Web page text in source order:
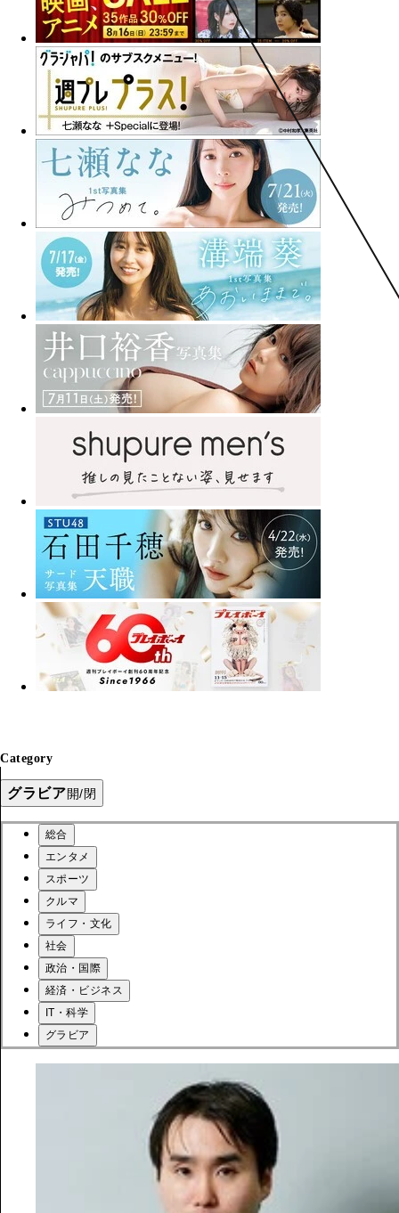
Category
グラビア開/閉
総合
エンタメ
スポーツ
クルマ
ライフ・文化
社会
政治・国際
経済・ビジネス
IT・科学
グラビア